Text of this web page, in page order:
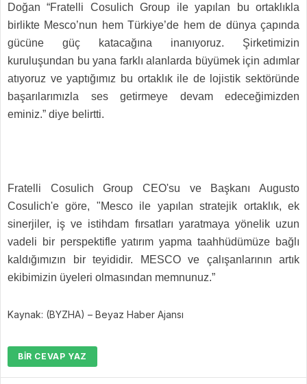
Doğan “Fratelli Cosulich Group ile yapılan bu ortaklıkla
birlikte Mesco’nun hem Türkiye’de hem de dünya çapında
gücüne güç katacağına inanıyoruz. Şirketimizin
kuruluşundan bu yana farklı alanlarda büyümek için adımlar
atıyoruz ve yaptığımız bu ortaklık ile de lojistik sektöründe
başarılarımızla ses getirmeye devam edeceğimizden
eminiz.” diye belirtti.
Fratelli Cosulich Group CEO'su ve Başkanı Augusto
Cosulich'e göre, "Mesco ile yapılan stratejik ortaklık, ek
sinerjiler, iş ve istihdam fırsatları yaratmaya yönelik uzun
vadeli bir perspektifle yatırım yapma taahhüdümüze bağlı
kaldığımızın bir teyididir. MESCO ve çalışanlarının artık
ekibimizin üyeleri olmasından memnunuz.”
Kaynak: (BYZHA) – Beyaz Haber Ajansı
BIR CEVAP YAZ